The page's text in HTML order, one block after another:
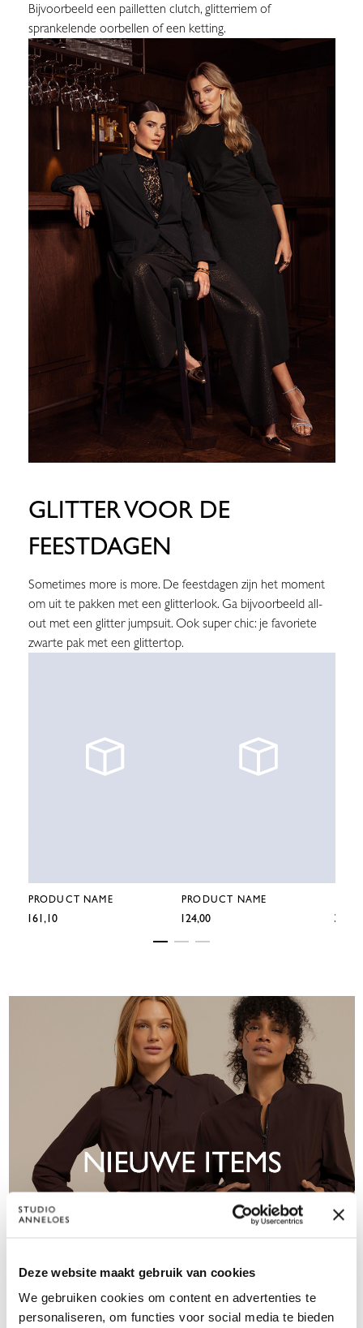
Deze website maakt gebruik van cookies
We gebruiken cookies om content en advertenties te
personaliseren, om functies voor social media te bieden
Bijvoorbeeld een pailletten clutch, glitterriem of
sprankelende oorbellen of een ketting.
GLITTER VOOR DE
FEESTDAGEN
Sometimes more is more. De feestdagen zijn het moment
om uit te pakken met een glitterlook. Ga bijvoorbeeld all-
out met een glitter jumpsuit. Ook super chic: je favoriete
zwarte pak met een glittertop.
PRODUCT NAME
€161,10
PRODUCT NAME
€124,00